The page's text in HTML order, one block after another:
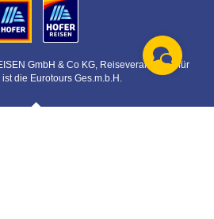
GmbH & Co KG, Reiseveranstalter für
die Eurotours Ges.m.b.H.